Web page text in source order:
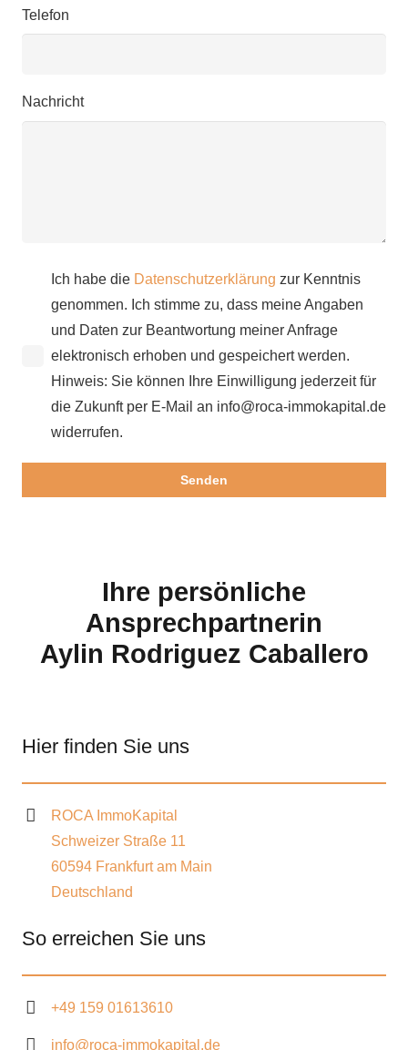
Telefon
Nachricht
Ich habe die Datenschutzerklärung zur Kenntnis
genommen. Ich stimme zu, dass meine Angaben
und Daten zur Beantwortung meiner Anfrage
elektronisch erhoben und gespeichert werden.
Hinweis: Sie können Ihre Einwilligung jederzeit für
die Zukunft per E-Mail an info@roca-immokapital.de
widerrufen.
Ihre persönliche
Ansprechpartnerin
Aylin Rodriguez Caballero
Hier finden Sie uns
ROCA ImmoKapital
Schweizer Straße 11
60594 Frankfurt am Main
Deutschland
So erreichen Sie uns
+49 159 01613610
info@roca-immokapital.de